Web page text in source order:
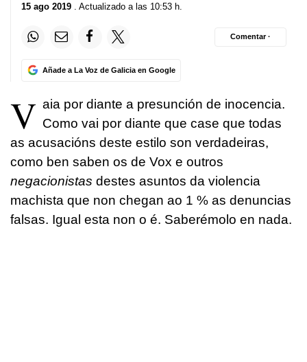
15 ago 2019 . Actualizado a las 10:53 h.
Añade a La Voz de Galicia en Google
Comentar ·
V aia por diante a presunción de inocencia.
Como vai por diante que case que todas
as acusacións deste estilo son verdadeiras,
como ben saben os de Vox e outros
negacionistas destes asuntos da violencia
machista que non chegan ao 1 % as denuncias
falsas. Igual esta non o é. Saberémolo en nada.